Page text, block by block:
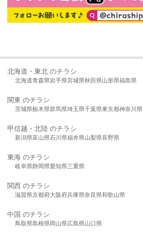
北海道・東北 のチラシ
北海道青森県岩手県宮城県秋田県山形県福島県
関東 のチラシ
茨城県栃木県群馬県埼玉県千葉県東京都神奈川県
甲信越・北陸 のチラシ
新潟県富山県石川県福井県山梨県長野県
東海 のチラシ
岐阜県静岡県愛知県三重県
関西 のチラシ
滋賀県京都府大阪府兵庫県奈良県和歌山県
中国 のチラシ
鳥取県島根県岡山県広島県山口県